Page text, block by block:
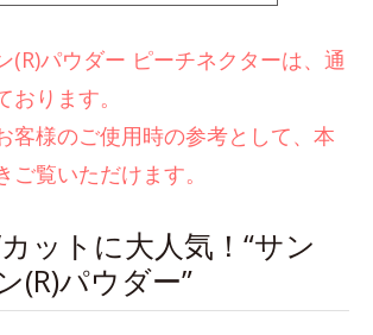
(R)パウダー ピーチネクターは、通
ります。
客様のご使用時の参考として、本
覧いただけます。
ットに大人気！“サン
(R)パウダー”